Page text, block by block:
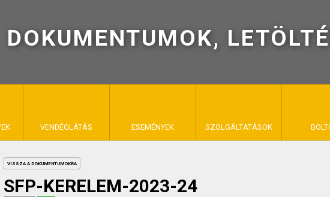
DOKUMENTUMOK,
VENDÉGLÁTÁS ESEMÉNYEK SZOLGÁLTATÁSOK
VÉMÉND
VISSZA A DOKUMENTUMOKRA
SFP-KERELEM-2023-24